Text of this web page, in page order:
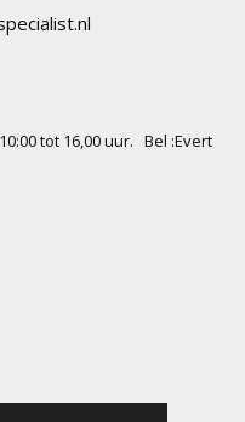
tot 16,00 uur. Bel :Evert